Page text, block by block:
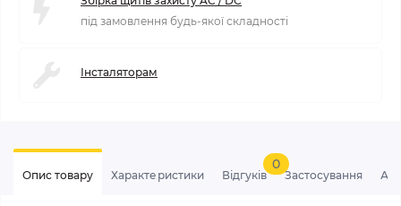
під замовлення будь-якої складності
Інсталяторам
Опис товару Характеристики Відгуків
0
Застосування